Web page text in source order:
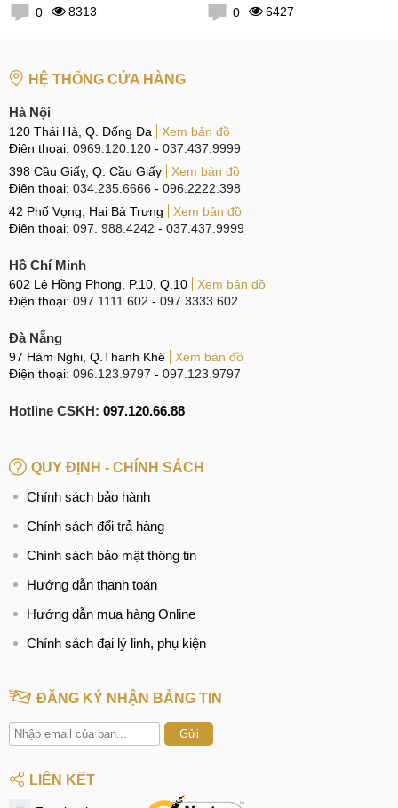
0
8313
0
6427
HỆ THỐNG CỬA HÀNG
Hà Nội
120 Thái Hà, Q. Đống Đa
Xem bản đồ
Điện thoại: 0969.120.120 - 037.437.9999
398 Cầu Giấy, Q. Cầu Giấy
Xem bản đồ
Điện thoại: 034.235.6666 - 096.2222.398
42 Phố Vọng, Hai Bà Trưng
Xem bản đồ
Điện thoại: 097. 988.4242 - 037.437.9999
Hồ Chí Minh
602 Lê Hồng Phong, P.10, Q.10
Xem bản đồ
Điện thoại: 097.1111.602 - 097.3333.602
Đà Nẵng
97 Hàm Nghi, Q.Thanh Khê
Xem bản đồ
Điện thoại: 096.123.9797 - 097.123.9797
Hotline CSKH: 097.120.66.88
QUY ĐỊNH - CHÍNH SÁCH
Chính sách bảo hành
Chính sách đổi trả hàng
Chính sách bảo mật thông tin
Hướng dẫn thanh toán
Hướng dẫn mua hàng Online
Chính sách đại lý linh, phụ kiện
ĐĂNG KÝ NHẬN BẢNG TIN
Gửi
LIÊN KẾT